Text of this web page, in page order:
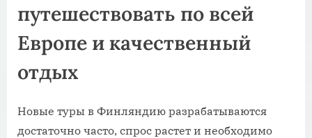
путешествовать по всей
Европе и качественный
отдых
Новые туры в Финляндию разрабатываются
достаточно часто, спрос растет и необходимо